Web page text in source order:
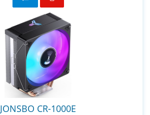
JONSBO CR-1000E